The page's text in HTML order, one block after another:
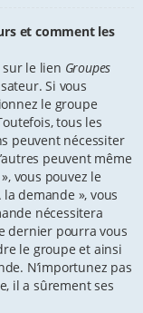
et comment les
le lien Groupes
Si vous
le groupe
tous les
peuvent nécessiter
peuvent même
vous pouvez le
demande », vous
nécessitera
dernier pourra vous
le groupe et ainsi
N’importunez pas
il a sûrement ses